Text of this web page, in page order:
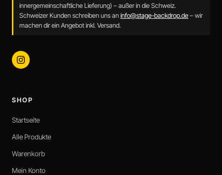
innergemeinschaftliche Lieferung) – außer in die Schweiz.
Schweizer Kunden schreiben uns aninfo@stage-backdrop.de– wir
machen dir ein Angebot inkl. Versand.
SHOP
Startseite
Alle Produkte
Warenkorb
Mein Konto